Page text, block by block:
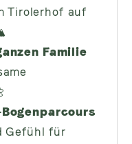
Tirolerhof auf
Familie
Gefühl für